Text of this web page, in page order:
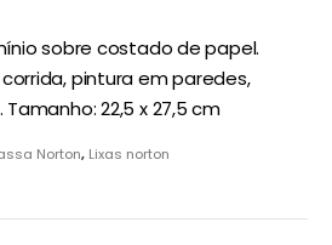
sobre costado de papel.
pintura em paredes,
22,5 x 27,5 cm
Norton, Lixas norton